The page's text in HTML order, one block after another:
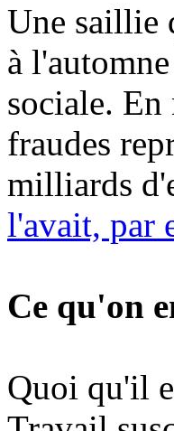
Une saillie
à
sociale.
fraudes
milliards
l'avait, par
Ce qu'on
Quoi qu'il